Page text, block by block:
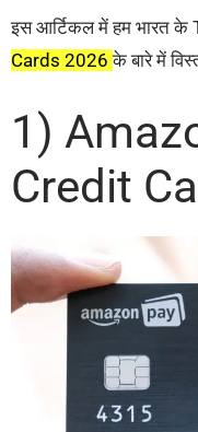
इस आर्टिकल में हम भारत के
Cards 2026के बारे में
1)
Credit